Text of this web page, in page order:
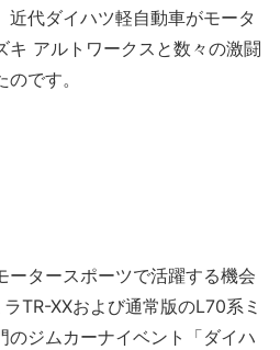
近代ダイハツ軽自動車がモータ
キ アルトワークスと数々の激闘
です。
ータースポーツで活躍する機会
TR-XXおよび通常版のL70系ミ
のジムカーナイベント「ダイハ